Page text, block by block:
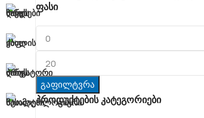
ფასი
გაფილტვრა
პროდუქტების კატეგორიები